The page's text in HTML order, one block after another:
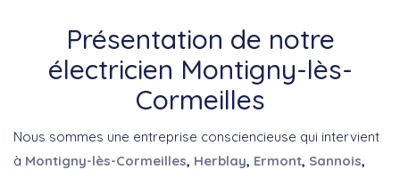
Présentation de notre
électricien Montigny-lès-
Cormeilles
Nous sommes une entreprise consciencieuse qui intervient
à Montigny-lès-Cormeilles, Herblay, Ermont, Sannois,